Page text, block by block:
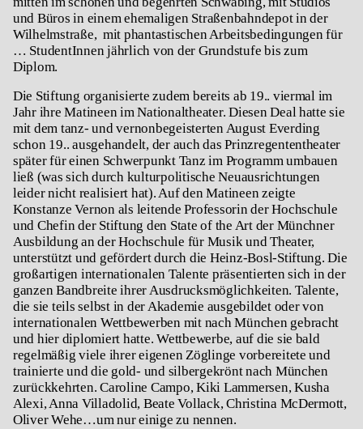
und Büros in einem ehemaligen Straßenbahndepot in der
Wilhelmstraße, mit phantastischen Arbeitsbedingungen für
… StudentInnen jährlich von der Grundstufe bis zum
Diplom.
Die Stiftung organisierte zudem bereits ab 19.. viermal im
Jahr ihre Matineen im Nationaltheater. Diesen Deal hatte sie
mit dem tanz- und vernonbegeisterten August Everding
schon 19.. ausgehandelt, der auch das Prinzregententheater
später für einen Schwerpunkt Tanz im Programm umbauen
ließ (was sich durch kulturpolitische Neuausrichtungen
leider nicht realisiert hat). Auf den Matineen zeigte
Konstanze Vernon als leitende Professorin der Hochschule
und Chefin der Stiftung den State of the Art der Münchner
Ausbildung an der Hochschule für Musik und Theater,
unterstützt und gefördert durch die Heinz-Bosl-Stiftung. Die
großartigen internationalen Talente präsentierten sich in der
ganzen Bandbreite ihrer Ausdrucksmöglichkeiten. Talente,
die sie teils selbst in der Akademie ausgebildet oder von
internationalen Wettbewerben mit nach München gebracht
und hier diplomiert hatte. Wettbewerbe, auf die sie bald
regelmäßig viele ihrer eigenen Zöglinge vorbereitete und
trainierte und die gold- und silbergekrönt nach München
zurückkehrten. Caroline Campo, Kiki Lammersen, Kusha
Alexi, Anna Villadolid, Beate Vollack, Christina McDermott,
Oliver Wehe…um nur einige zu nennen.